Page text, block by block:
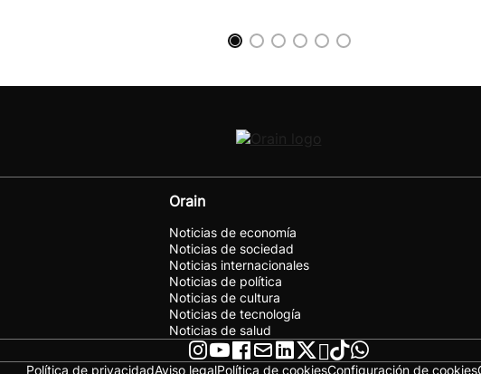
Orain
Noticias de economía
Noticias de sociedad
Noticias internacionales
Noticias de política
Noticias de cultura
Noticias de tecnología
Noticias de salud
Política de privacidadAviso legalPolítica de cookiesConfiguración de cookies